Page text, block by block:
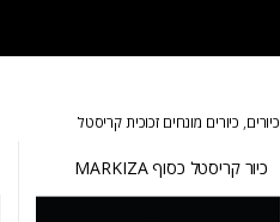
כיורים, כיורים מונחים זכוכית קריסטל
כיור קריסטל כסוף MARKIZA